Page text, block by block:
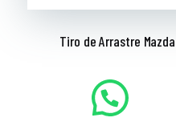
Tiro de Arrastre